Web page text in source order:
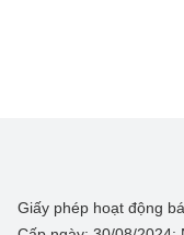
Giấy phép hoạt động